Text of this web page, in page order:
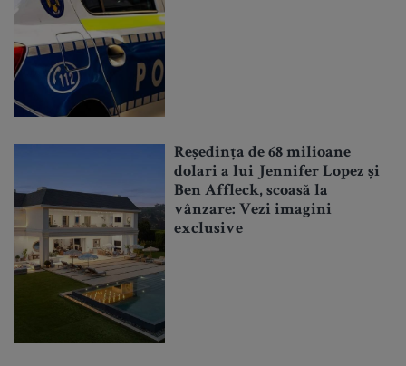
Reședința de 68 milioane
dolari a lui Jennifer Lopez și
Ben Affleck, scoasă la
vânzare: Vezi imagini
exclusive